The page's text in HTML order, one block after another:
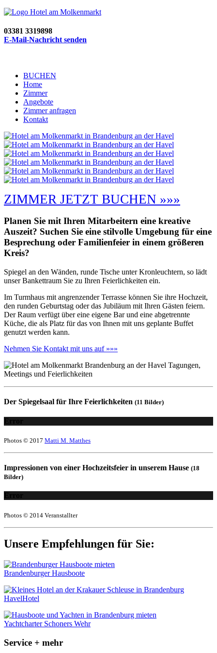
03381 3319898
E-Mail-Nachricht senden
BUCHEN
Home
Zimmer
Angebote
Zimmer anfragen
Kontakt
ZIMMER JETZT BUCHEN »»»
Planen Sie mit Ihren Mitarbeitern eine kreative
Auszeit? Suchen Sie eine stilvolle Umgebung für eine
Besprechung oder Familienfeier in einem größeren
Kreis?
Spiegel an den Wänden, runde Tische unter Kronleuchtern, so lädt
unser Bankettraum Sie zu Ihren Feierlichkeiten ein.
Im Turmhaus mit angrenzender Terrasse können Sie ihre Hochzeit,
den runden Geburtstag oder das Jubiläum mit Ihren Gästen feiern.
Der Raum verfügt über eine eigene Bar und eine abgetrennte
Küche, die als Platz für das von Ihnen mit uns geplante Buffet
genutzt werden kann.
Nehmen Sie Kontakt mit uns auf »»»
Der Spiegelsaal für Ihre Feierlichkeiten (11 Bilder)
Error
Photos © 2017 Matti M. Matthes
Impressionen von einer Hochzeitsfeier in unserem Hause (18
Bilder)
Error
Photos © 2014 Veranstallter
Unsere Empfehlungen für Sie:
Brandenburger Hausboote
HavelHotel
Yachtcharter Schoners Wehr
Service + mehr